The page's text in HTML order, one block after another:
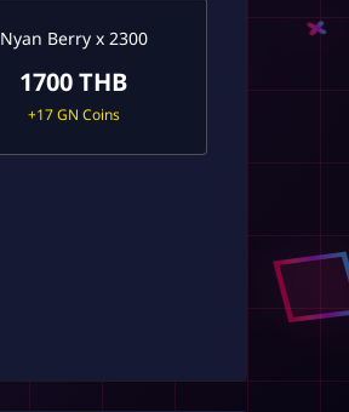
Nyan Berry x 2300
1700 THB
+17 GN Coins